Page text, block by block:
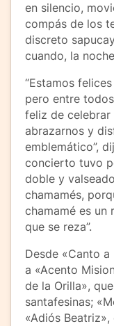
en silencio,
compás de los
discreto
cuando, la
“Estamos
pero entre
feliz de celebrar
abrazarnos y
emblemático”,
concierto tuvo
doble y
chamamés,
chamamé es un
que se reza”.
Desde «Canto
a «Acento
de la Orilla»,
santafesinas;
«Adiós